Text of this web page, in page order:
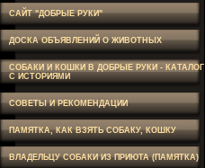
САЙТ "ДОБРЫЕ РУКИ"
ДОСКА ОБЪЯВЛЕНИЙ О ЖИВОТНЫХ
СОБАКИ И КОШКИ В ДОБРЫЕ РУКИ - КАТАЛОГ
С ИСТОРИЯМИ
СОВЕТЫ И РЕКОМЕНДАЦИИ
ПАМЯТКА, КАК ВЗЯТЬ СОБАКУ, КОШКУ
ВЛАДЕЛЬЦУ СОБАКИ ИЗ ПРИЮТА (ПАМЯТКА)